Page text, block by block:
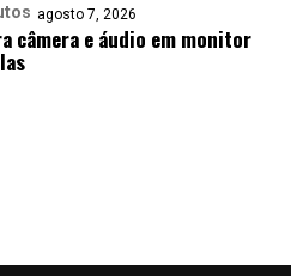
agosto 7, 2026
câmera e áudio em monitor